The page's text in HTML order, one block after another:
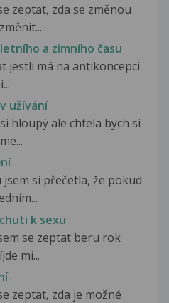
zeptat, zda se změnou
a zimního času
jestli má na antikoncepci
užívání
hloupý ale chtela bych si
si přečetla, že pokud
k sexu
se zeptat beru rok
mi...
zeptat, zda je možné